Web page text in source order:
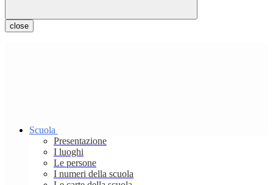
close
Scuola
Presentazione
I luoghi
Le persone
I numeri della scuola